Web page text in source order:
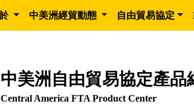
中美洲經貿動態 自由貿易協定
中美洲自由貿易協定產品
Central America FTA Product Center